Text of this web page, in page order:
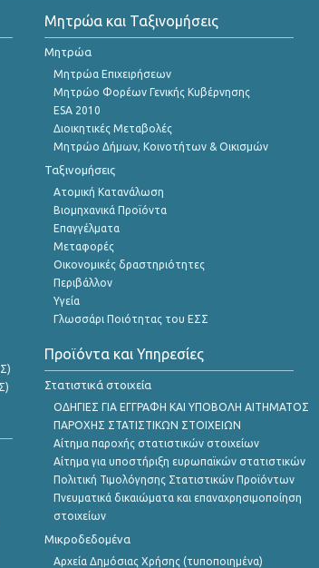
Μητρώα και Ταξινομήσεις
Μητρώα
Μητρώα Επιχειρήσεων
Μητρώο Φορέων Γενικής Κυβέρνησης
ESA 2010
Διοικητικές Μεταβολές
Μητρώο Δήμων, Κοινοτήτων & Οικισμών
Ταξινομήσεις
Ατομική Κατανάλωση
Βιομηχανικά Προϊόντα
Επαγγέλματα
Μεταφορές
Οικονομικές δραστηριότητες
Περιβάλλον
Υγεία
Γλωσσάρι Ποιότητας του ΕΣΣ
Προϊόντα και Υπηρεσίες
Στατιστικά στοιχεία
ΟΔΗΓΙΕΣ ΓΙΑ ΕΓΓΡΑΦΗ ΚΑΙ ΥΠΟΒΟΛΗ ΑΙΤΗΜΑΤΟΣ
ΠΑΡΟΧΗΣ ΣΤΑΤΙΣΤΙΚΩΝ ΣΤΟΙΧΕΙΩΝ
Αίτημα παροχής στατιστικών στοιχείων
Αίτημα για υποστήριξη ευρωπαϊκών στατιστικών
Πολιτική Τιμολόγησης Στατιστικών Προϊόντων
Πνευματικά δικαιώματα και επαναχρησιμοποίηση
στοιχείων
Μικροδεδομένα
Αρχεία Δημόσιας Χρήσης (τυποποιημένα)